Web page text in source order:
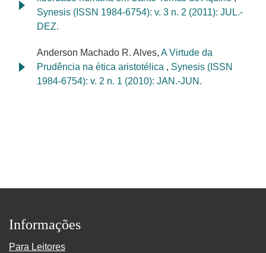
Synesis (ISSN 1984-6754): v. 3 n. 2 (2011): JUL.-
DEZ.
Anderson Machado R. Alves, A Virtude da
Prudência na ética aristotélica , Synesis (ISSN
1984-6754): v. 2 n. 1 (2010): JAN.-JUN.
Informações
Para Leitores